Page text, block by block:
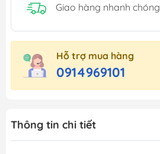
Giao hàng nhanh chóng
Hỗ trợ mua hàng
0914969101
Thông tin chi tiết